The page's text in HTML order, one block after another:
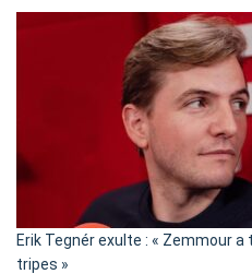
Erik Tegnér exulte : « Zemmour
tripes »